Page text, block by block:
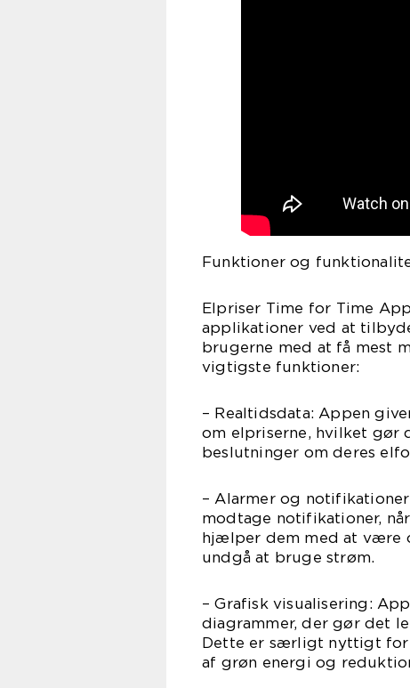
Funktioner og
Elpriser Time for Time
applikationer ved at
brugerne med at få mest
vigtigste funktioner:
– Realtidsdata: Appen
om elpriserne, hvilket
beslutninger om deres
– Alarmer og
modtage notifikationer,
hjælper dem med at være
undgå at bruge strøm.
– Grafisk visualisering:
diagrammer, der gør det
Dette er særligt nyttigt for
af grøn energi og